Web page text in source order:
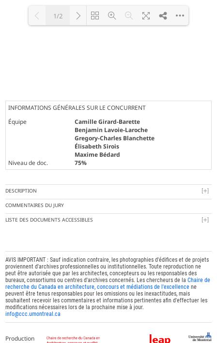
1/2
INFORMATIONS GÉNÉRALES SUR LE CONCURRENT
Équipe
Camille Girard-Barette
Benjamin Lavoie-Laroche
Gregory-Charles Blanchette
Élisabeth Sirois
Maxime Bédard
Niveau de doc.
75%
DESCRIPTION
COMMENTAIRES DU JURY
LISTE DES DOCUMENTS ACCESSIBLES
AVIS IMPORTANT : Sauf indication contraire, les photographies d'édifices et de projets
proviennent d'archives professionnelles ou institutionnelles. Toute reproduction ne
peut être autorisée que par les architectes, concepteurs ou les responsables des
bureaux, consortiums ou centres d'archives concernés. Les chercheurs de laChaire de
recherche du Canada en architecture, concours et médiations de l'excellence ne
peuvent être tenus responsables pour les omissions ou les inexactitudes, mais
souhaitent recevoir les commentaires et informations pertinentes afin d'effectuer les
modifications nécessaires lors de la prochaine mise à jour.
info@ccc.umontreal.ca
Production